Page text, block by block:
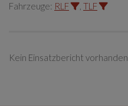
Fahrzeuge: RLF TLF
Kein Einsatzbericht vorhanden